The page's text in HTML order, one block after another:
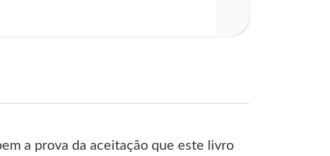
a prova da aceitação que este livro